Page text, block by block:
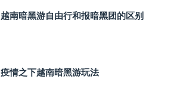
越南暗黑游自由行和报暗黑团的区别
疫情之下越南暗黑游玩法